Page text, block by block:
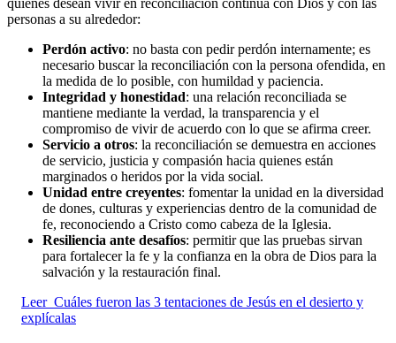
quienes desean vivir en reconciliación continua con Dios y con las
personas a su alrededor:
Perdón activo: no basta con pedir perdón internamente; es
necesario buscar la reconciliación con la persona ofendida, en
la medida de lo posible, con humildad y paciencia.
Integridad y honestidad: una relación reconciliada se
mantiene mediante la verdad, la transparencia y el
compromiso de vivir de acuerdo con lo que se afirma creer.
Servicio a otros: la reconciliación se demuestra en acciones
de servicio, justicia y compasión hacia quienes están
marginados o heridos por la vida social.
Unidad entre creyentes: fomentar la unidad en la diversidad
de dones, culturas y experiencias dentro de la comunidad de
fe, reconociendo a Cristo como cabeza de la Iglesia.
Resiliencia ante desafíos: permitir que las pruebas sirvan
para fortalecer la fe y la confianza en la obra de Dios para la
salvación y la restauración final.
Leer Cuáles fueron las 3 tentaciones de Jesús en el desierto y
explícalas